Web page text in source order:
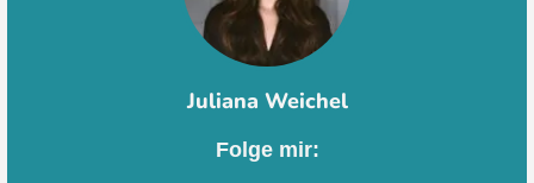
Juliana Weichel
Folge mir: